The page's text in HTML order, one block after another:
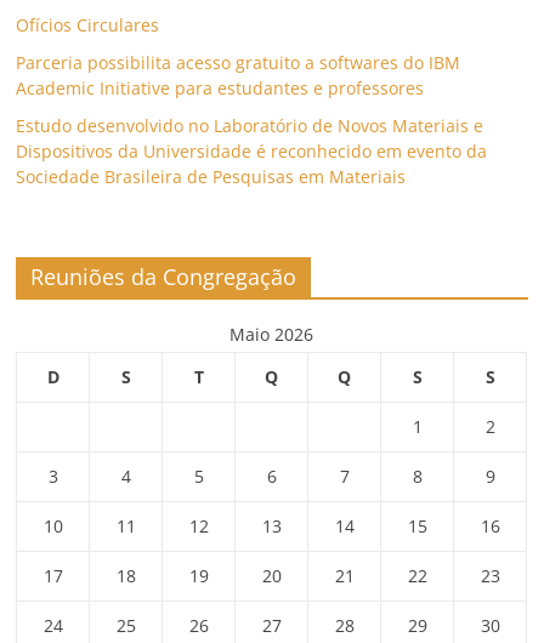
Ofícios Circulares
Parceria possibilita acesso gratuito a softwares do IBM
Academic Initiative para estudantes e professores
Estudo desenvolvido no Laboratório de Novos Materiais e
Dispositivos da Universidade é reconhecido em evento da
Sociedade Brasileira de Pesquisas em Materiais
Reuniões da Congregação
Maio 2026
D
S T Q Q S S
1 2
3 4 5 6 7 8 9
10 11 12 13 14 15 16
17 18 19 20 21 22 23
24 25 26 27 28 29 30